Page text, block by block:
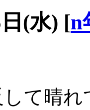
(水) [n
て晴れ